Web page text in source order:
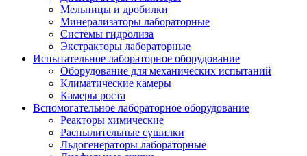
Мельницы и дробилки
Минерализаторы лабораторные
Системы гидролиза
Экстракторы лабораторные
Испытательное лабораторное оборудование
Оборудование для механических испытаний
Климатические камеры
Камеры роста
Вспомогательное лабораторное оборудование
Реакторы химические
Распылительные сушилки
Льдогенераторы лабораторные